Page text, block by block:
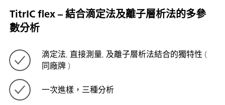
TitrIC flex – 結合滴定法及離子層析法的多參
數分析
滴定法, 直接測量, 及離子層析法結合的獨特性 (
同廠牌 )
一次進樣，三種分析